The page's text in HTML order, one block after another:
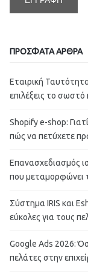
ΠΡΟΣΦΑΤΑ ΑΡΘΡΑ
Εταιρική
επιλέξεις το
Shopify e-shop:
πώς να πετύχετε
Επανασχεδιασμός
που μεταμορφώνει
Σύστημα IRIS και
εύκολες για τους
Google Ads 2026:
πελάτες στην